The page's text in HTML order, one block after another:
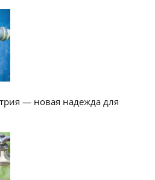
— новая надежда для